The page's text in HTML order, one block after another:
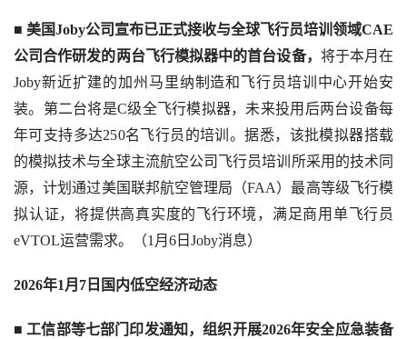
■ 美国Joby公司宣布已正式接收与全球飞行员培训领域CAE
公司合作研发的两台飞行模拟器中的首台设备， 将于本月在
Joby新近扩建的加州马里纳制造和飞行员培训中心开始安
装。第二台将是C级全飞行模拟器，未来投用后两台设备每
年可支持多达250名飞行员的培训。据悉，该批模拟器搭载
的模拟技术与全球主流航空公司飞行员培训所采用的技术同
源，计划通过美国联邦航空管理局（FAA）最高等级飞行模
拟认证，将提供高真实度的飞行环境，满足商用单飞行员
eVTOL运营需求。（1月6日Joby消息）
2026年1月7日国内低空经济动态
■ 工信部等七部门印发通知，组织开展2026年安全应急装备